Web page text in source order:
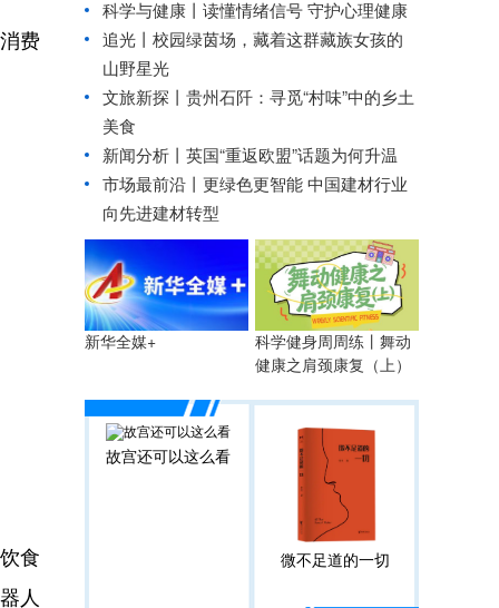
费
食
人
科学与健康丨读懂情绪信号 守护心理健康
追光丨 校园绿茵场，藏着这群藏族女孩的
山野星光
文旅新探丨贵州石阡：寻觅“村味”中的乡土
美食
新闻分析丨英国“重返欧盟”话题为何升温
市场最前沿丨更绿色更智能 中国建材行业
向先进建材转型
新华全媒+
科学健身周周练丨舞动
健康之肩颈康复（上）
故宫还可以这么看
微不足道的一切